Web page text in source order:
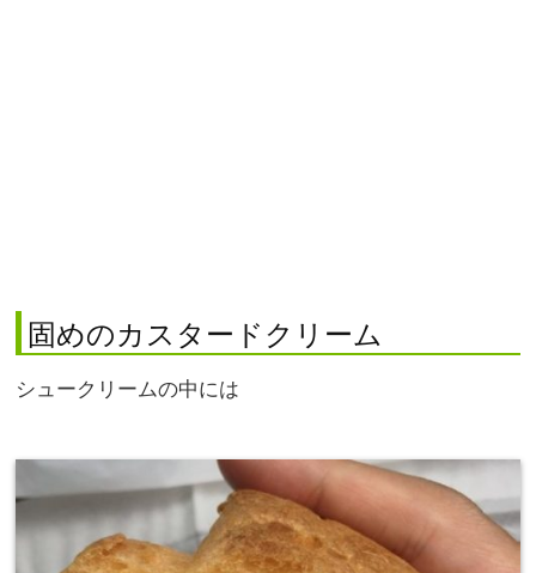
固めのカスタードクリーム
シュークリームの中には